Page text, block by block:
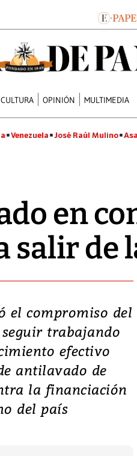
OPINIÓN MULTIMEDIA
Venezuela José Raúl Mulino
en
salir de
el compromiso del
trabajando
efectivo
antilavado de
la financiación
del país
Japón: Terremoto
heridos y graves
en Kumamoto